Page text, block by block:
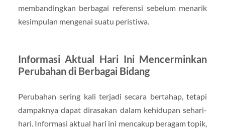
membandingkan berbagai referensi sebelum menarik
kesimpulan mengenai suatu peristiwa.
Informasi Aktual Hari Ini Mencerminkan
Perubahan di Berbagai Bidang
Perubahan sering kali terjadi secara bertahap, tetapi
dampaknya dapat dirasakan dalam kehidupan sehari-
hari. Informasi aktual hari ini mencakup beragam topik,